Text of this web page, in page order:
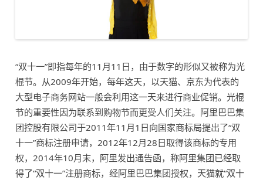
“双十一”即指每年的11月11日，由于数字的形似又被称为光
棍节。从2009年开始，每年这天，以天猫、京东为代表的
大型电子商务网站一般会利用这一天来进行商业促销。光棍
节的重要性因为联系到购物节而更受人们关注。阿里巴巴集
团控股有限公司于2011年11月1日向国家商标局提出了“双
十一”商标注册申请，2012年12月28日取得该商标的专用
权，2014年10月末，阿里发出通告函，称阿里集团已经取
得了“双十一”注册商标，经阿里巴巴集团授权，天猫就“双十